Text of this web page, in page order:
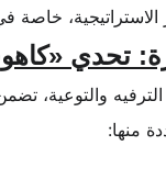
خاصة
تحدي
والتوعية،
منها: